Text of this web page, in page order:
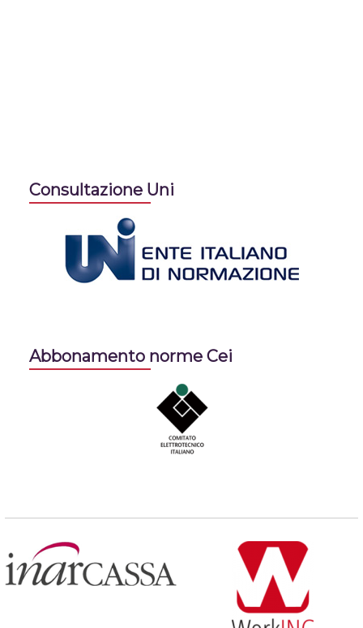
Consultazione Uni
Abbonamento norme Cei